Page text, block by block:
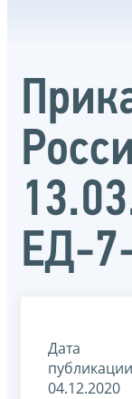
ЕД-
Дата
04.12.2020